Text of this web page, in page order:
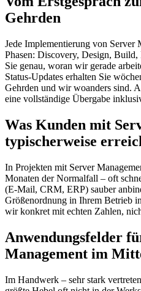
Gehrden
Jede Implementierung von Server
Phasen: Discovery, Design, Build,
Sie genau, woran wir gerade
Status-Updates erhalten Sie
Gehrden und wir woanders sind.
eine vollständige Übergabe
Was Kunden mit
typischerweise
In Projekten mit Server
Monaten der Normalfall – oft
(E-Mail, CRM, ERP) sauber
Größenordnung in Ihrem Betrieb
wir konkret mit echten Zahlen,
Anwendungsfelder
Management im
Im Handwerk – sehr stark